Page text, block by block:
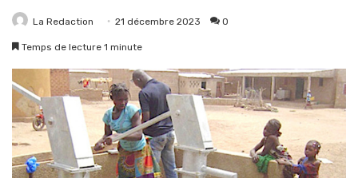
La Redaction 21 décembre 2023 0
Temps de lecture 1 minute